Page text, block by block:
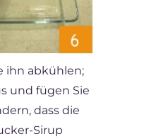
ihn abkühlen;
und fügen Sie
dass die
Sirup